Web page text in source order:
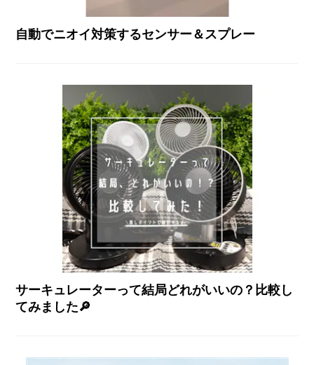
自動でニオイ対策するセンサー＆スプレー
サーキュレーターって結局どれがいいの？比較し
てみました🔎